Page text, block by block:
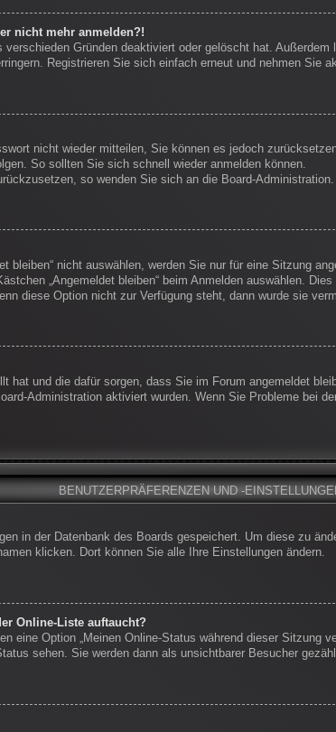
nicht mehr anmelden?!
Gründen deaktiviert oder gelöscht hat.
Registrieren Sie sich einfach erneut und nehmen Sie
nicht wieder mitteilen, Sie können es jedoch
So sollten Sie sich schnell wieder anmelden können.
so wenden Sie sich an die Board-Administration.
bleiben“ nicht auswählen, werden Sie nur für eine Sitzung
„Angemeldet bleiben“ beim Anmelden auswählen.
diese Option nicht zur Verfügung steht, dann wurde sie
hat und die dafür sorgen, dass Sie im Forum angemeldet
Administration aktiviert wurden. Wenn Sie Probleme bei
BENUTZERPRÄFERENZEN UND -
in der Datenbank des Boards gespeichert. Um diese zu
klicken. Dort können Sie alle Ihre Einstellungen ändern.
Online-Liste auftaucht?
eine Option „Meinen Online-Status während dieser Sitzung
sehen. Sie werden dann als unsichtbarer Besucher